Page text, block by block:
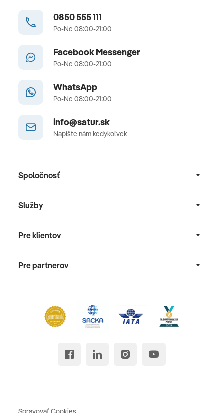
0850 555 111
Po-Ne 08:00-21:00
Facebook Messenger
Po-Ne 08:00-21:00
WhatsApp
Po-Ne 08:00-21:00
info@satur.sk
Napíšte nám kedykoľvek
Spoločnosť
Služby
Pre klientov
Pre partnerov